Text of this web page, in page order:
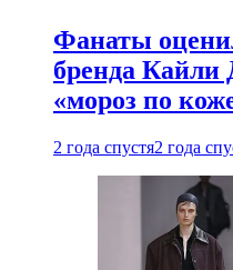
Фанаты
бренда Кайли
«мороз по
2 года спустя2 года